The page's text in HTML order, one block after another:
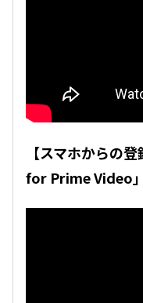
【スマホからの
for Prime Video」